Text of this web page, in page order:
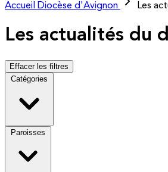
Accueil
Diocèse d'Avignon Les
Les actualités du
Effacer les filtres
Catégories
Paroisses